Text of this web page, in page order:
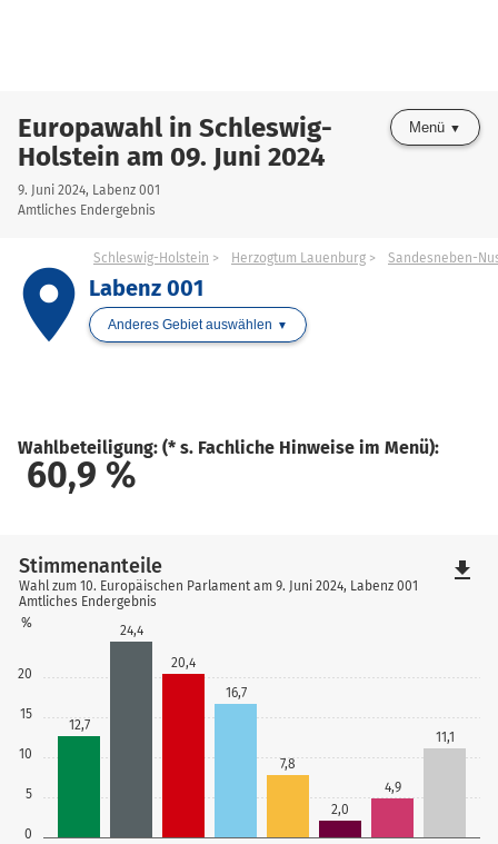
Europawahl in Schleswig-
Holstein am 09. Juni 2024
9. Juni 2024, Labenz 001
Amtliches Endergebnis
Menü
place
Schleswig-Holstein Herzogtum Lauenburg Sandesneben-
Labenz 001
Anderes Gebiet auswählen
Wahlbeteiligung: (* s. Fachliche Hinweise im Menü):
60,9 %
0
5
10
15
20
%
12,7
24,4
20,4
16,7
7,8
2,0
4,9
11,1
Stimmenanteile
Wahl zum 10. Europäischen Parlament am 9. Juni 2024, Labenz 001
Amtliches Endergebnis
file_download